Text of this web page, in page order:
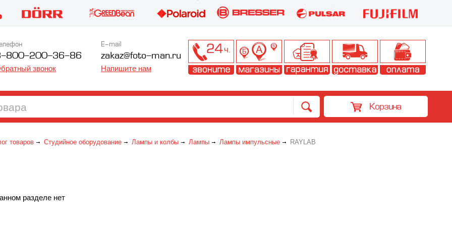
800-200-36-86
звонок
E-mail
zakaz@foto-man.ru
Напишите нам
Корзина
товаров Студийное оборудование Лампы и колбы Лампы Лампы импульсные RAYLAB
разделе нет